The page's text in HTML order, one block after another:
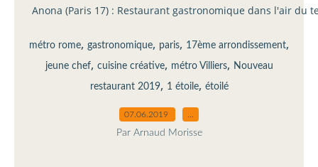
Anona (Paris 17) : Restaurant gastronomique dans l'air du
métro rome, gastronomique, paris, 17ème arrondissement,
jeune chef, cuisine créative, métro Villiers, Nouveau
restaurant 2019, 1 étoile, étoilé
07.06.2019
Par Arnaud Morisse